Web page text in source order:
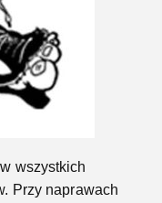
wszystkich
Przy naprawach